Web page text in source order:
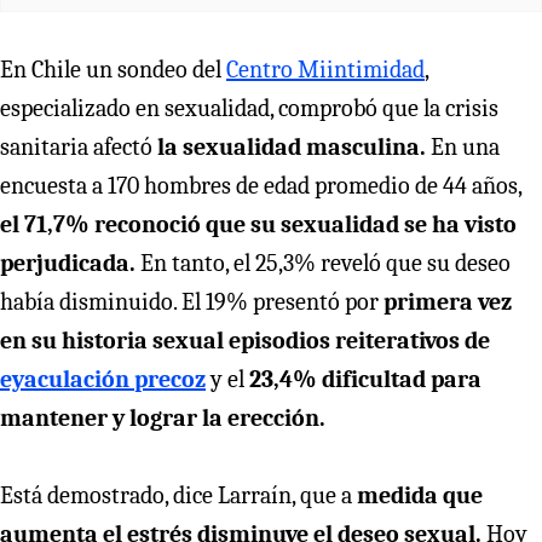
En Chile un sondeo del Centro Miintimidad,
especializado en sexualidad, comprobó que la crisis
sanitaria afectó la sexualidad masculina. En una
encuesta a 170 hombres de edad promedio de 44 años,
el 71,7% reconoció que su sexualidad se ha visto
perjudicada. En tanto, el 25,3% reveló que su deseo
había disminuido. El 19% presentó porprimera vez
en su historia sexual episodios reiterativos de
eyaculación precozy el 23,4% dificultad para
mantener y lograr la erección.
Está demostrado, dice Larraín, que a medida que
aumenta el estrés disminuye el deseo sexual. Hoy